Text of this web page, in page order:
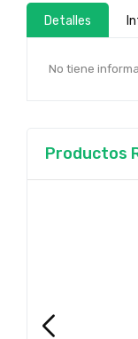
Detalles
No tiene
Productos